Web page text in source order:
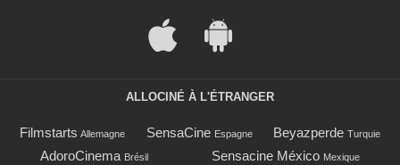
ALLOCINÉ À L'ÉTRANGER
Filmstarts Allemagne SensaCine Espagne Beyazperde Turquie
AdoroCinema Brésil Sensacine México Mexique